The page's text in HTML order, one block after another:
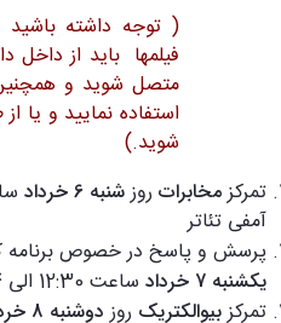
( توجه داشته
استفاده نمایید
شوید.)
تمرکزمخابرات روزشنبه 6 خرداد
آمفی تئاتر
پرسش و پاسخ در خصوص برنامه
یکشنبه 7 خرداد
ساعت 12:30 الی 14 – مکان: سالن آمفی تئاتر
تمرکزبیوالکتریک روز دوشنبه 8 خرداد